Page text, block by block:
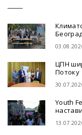
ЦПН
Потоку
Youth